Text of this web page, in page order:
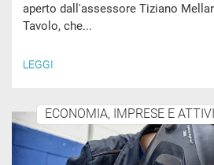
aperto dall'assessore Tiziano
Tavolo, che...
LEGGI
ECONOMIA, IMPRESE E